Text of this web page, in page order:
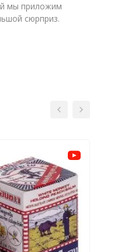
мы приложим
сюрприз.